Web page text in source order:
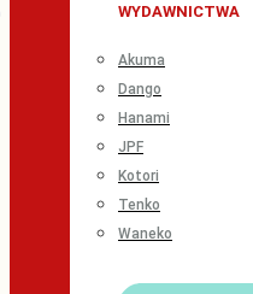
WYDAWNICTWA
Akuma
Dango
Hanami
JPF
Kotori
Tenko
Waneko